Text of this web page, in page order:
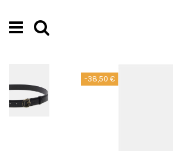
-38,50 €